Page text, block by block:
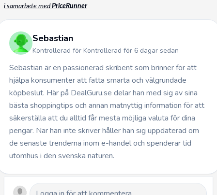
i samarbete medPriceRunner
Sebastian
Kontrollerad för Kontrollerad för 6 dagar sedan
Sebastian är en passionerad skribent som brinner för att
hjälpa konsumenter att fatta smarta och välgrundade
köpbeslut. Här på DealGuru.se delar han med sig av sina
bästa shoppingtips och annan matnyttig information för att
säkerställa att du alltid får mesta möjliga valuta för dina
pengar. När han inte skriver håller han sig uppdaterad om
de senaste trenderna inom e-handel och spenderar tid
utomhus i den svenska naturen.